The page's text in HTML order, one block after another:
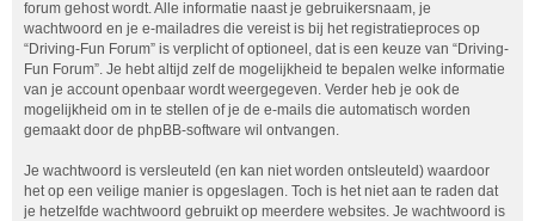
forum gehost wordt. Alle informatie naast je gebruikersnaam, je
wachtwoord en je e-mailadres die vereist is bij het registratieproces op
“Driving-Fun Forum” is verplicht of optioneel, dat is een keuze van “Driving-
Fun Forum”. Je hebt altijd zelf de mogelijkheid te bepalen welke informatie
van je account openbaar wordt weergegeven. Verder heb je ook de
mogelijkheid om in te stellen of je de e-mails die automatisch worden
gemaakt door de phpBB-software wil ontvangen.
Je wachtwoord is versleuteld (en kan niet worden ontsleuteld) waardoor
het op een veilige manier is opgeslagen. Toch is het niet aan te raden dat
je hetzelfde wachtwoord gebruikt op meerdere websites. Je wachtwoord is